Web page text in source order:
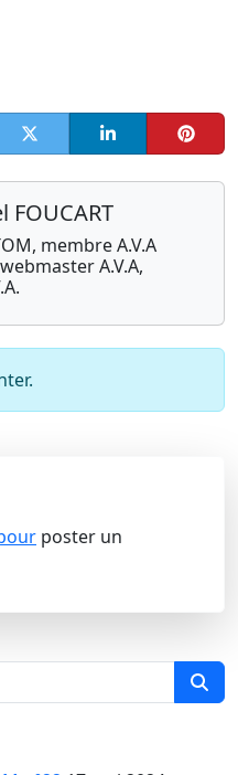
FOUCART
membre A.V.A
A.V.A,
poster un